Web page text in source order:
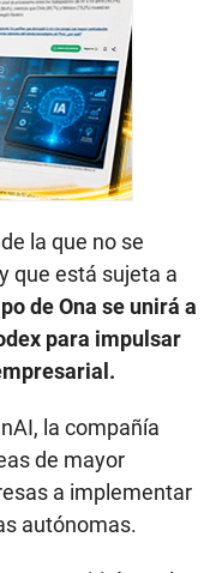
la que no se
que está sujeta a
de Ona se unirá a
para impulsar
la compañía
de mayor
a implementar
autónomas.